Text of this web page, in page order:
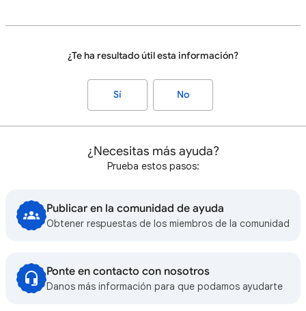
¿Te ha resultado útil esta información?
Sí No
¿Necesitas más ayuda?
Prueba estos pasos:
Publicar en la comunidad de ayuda
Obtener respuestas de los miembros de la comunidad
Ponte en contacto con nosotros
Danos más información para que podamos ayudarte